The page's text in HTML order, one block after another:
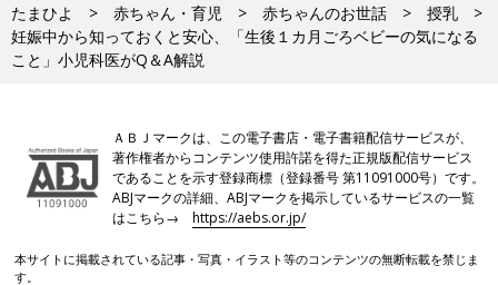
たまひよ 赤ちゃん・育児 赤ちゃんのお世話
授乳
妊娠中から知っておくと安心、「生後１カ月ごろベビーの気になる
こと」小児科医がQ＆A解説
ＡＢＪマークは、この電子書店・電子書籍配信サービスが、
著作権者からコンテンツ使用許諾を得た正規版配信サービス
であることを示す登録商標（登録番号 第11091000号）です。
ABJマークの詳細、ABJマークを掲示しているサービスの一覧
はこちら→https://aebs.or.jp/
本サイトに掲載されている記事・写真・イラスト等のコンテンツの無断転載を禁じま
す。